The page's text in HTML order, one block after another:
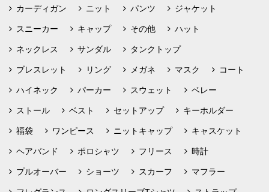
カーディガン ニット パンツ ジャケット
スニーカー キャップ その他 ハット
ネックレス サンダル タンクトップ
ブレスレット リング メガネ マスク コート
ハイネック パーカー スウェット ベレー
ストール ベスト セットアップ キーホルダー
福袋 ワンピース ニットキャップ キャスケット
ヘアバンド ポロシャツ フリース 時計
プルオーバー ショーツ スカーフ マフラー